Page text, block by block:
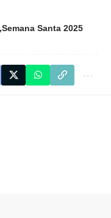
Semana Santa 2025